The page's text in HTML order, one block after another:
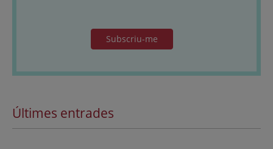
Subscriu-me
Últimes entrades